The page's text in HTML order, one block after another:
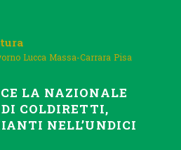
Lucca Massa-Carrara Pisa
LA NAZIONALE
COLDIRETTI,
NELL’UNDICI